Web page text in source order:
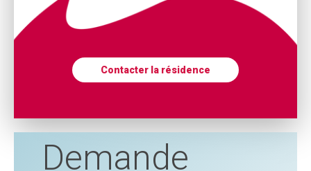
Contacter la résidence
Demande